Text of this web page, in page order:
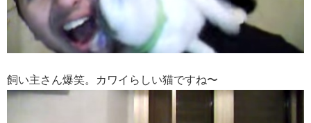
飼い主さん爆笑。カワイらしい猫ですね〜